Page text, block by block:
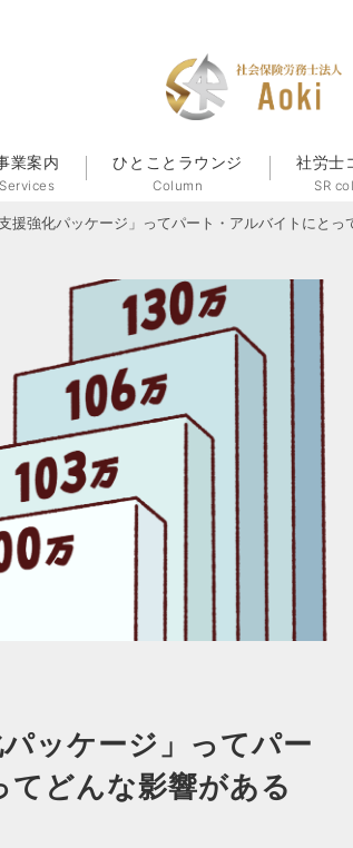
業案内
Services
ひとことラウンジ
Column
社労士
SR
援強化パッケージ」ってパート・アルバイトにとっ
パッケージ」ってパー
てどんな影響がある